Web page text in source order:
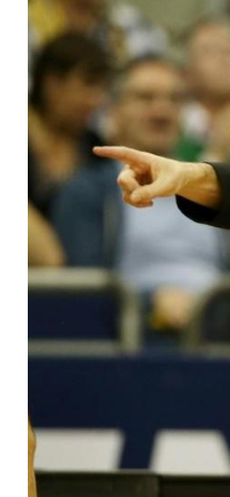
Chance